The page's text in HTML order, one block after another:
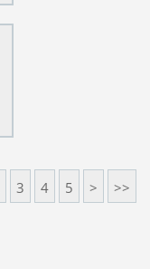
3 4 5 > >>